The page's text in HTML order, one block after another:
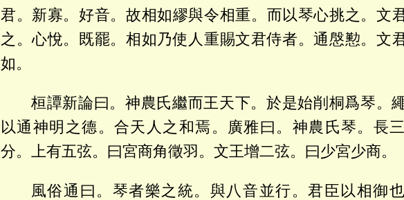
君。新寡。好音。故相如繆與令相重。而以琴心挑之。文
之。心悅。既罷。相如乃使人重賜文君侍者。通慇懃。文
如。
桓譚新論曰。神農氏繼而王天下。於是始削桐爲琴。繩
以通神明之德。合天人之和焉。廣雅曰。神農氏琴。長
分。上有五弦。曰宮商角徵羽。文王增二弦。曰少宮少商。
風俗通曰。琴者樂之統。與八音並行。君臣以相御